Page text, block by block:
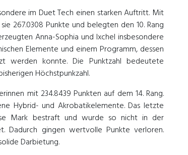
im Duet Tech einen starken Auftritt. Mit
267.0308 Punkte und belegten den 10. Rang
Anna-Sophia und Ixchel insbesondere
Elemente und einem Programm, dessen
werden konnte. Die Punktzahl bedeutete
Höchstpunkzahl.
mit 234.8439 Punkten auf dem 14. Rang.
Hybrid- und Akrobatikelemente. Das letzte
Mark bestraft und wurde so nicht in der
Dadurch gingen wertvolle Punkte verloren.
Darbietung.